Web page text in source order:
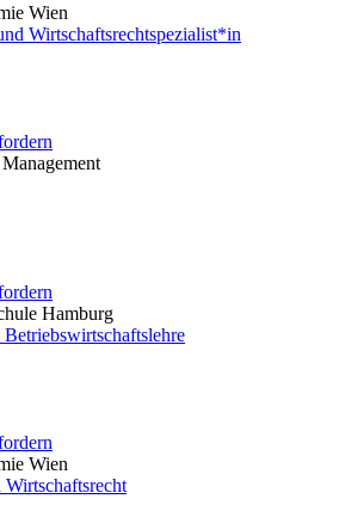
Wien
Wirtschaftsrechtspezialist*in
Hamburg
Wien